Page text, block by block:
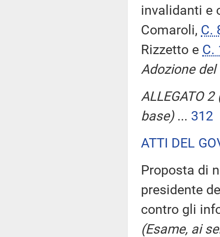
invalidanti e
Comaroli, C.
Rizzetto e C.
Adozione
ALLEGATO
base)... 312
ATTI DEL
Proposta di
presidente
contro gli
(Esame, ai